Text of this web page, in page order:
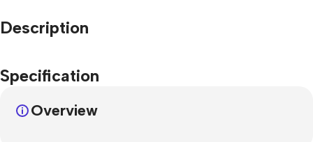
Description
Specification
Overview